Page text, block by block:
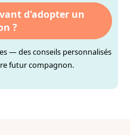
d'adopter un
?
— des conseils personnalisés
futur compagnon.